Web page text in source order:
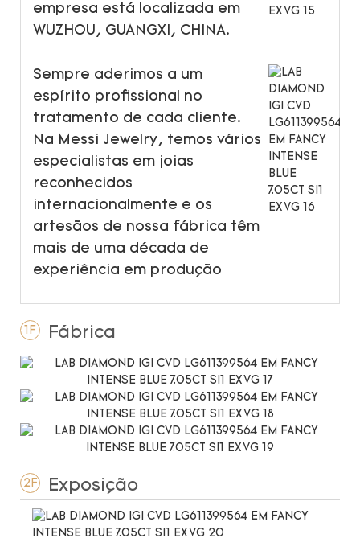
empresa está localizada em
WUZHOU, GUANGXI, CHINA.
Sempre aderimos a um
espírito profissional no
tratamento de cada cliente.
Na Messi Jewelry, temos vários
especialistas em joias
reconhecidos
internacionalmente e os
artesãos de nossa fábrica têm
mais de uma década de
experiência em produção
1F Fábrica
2F Exposição